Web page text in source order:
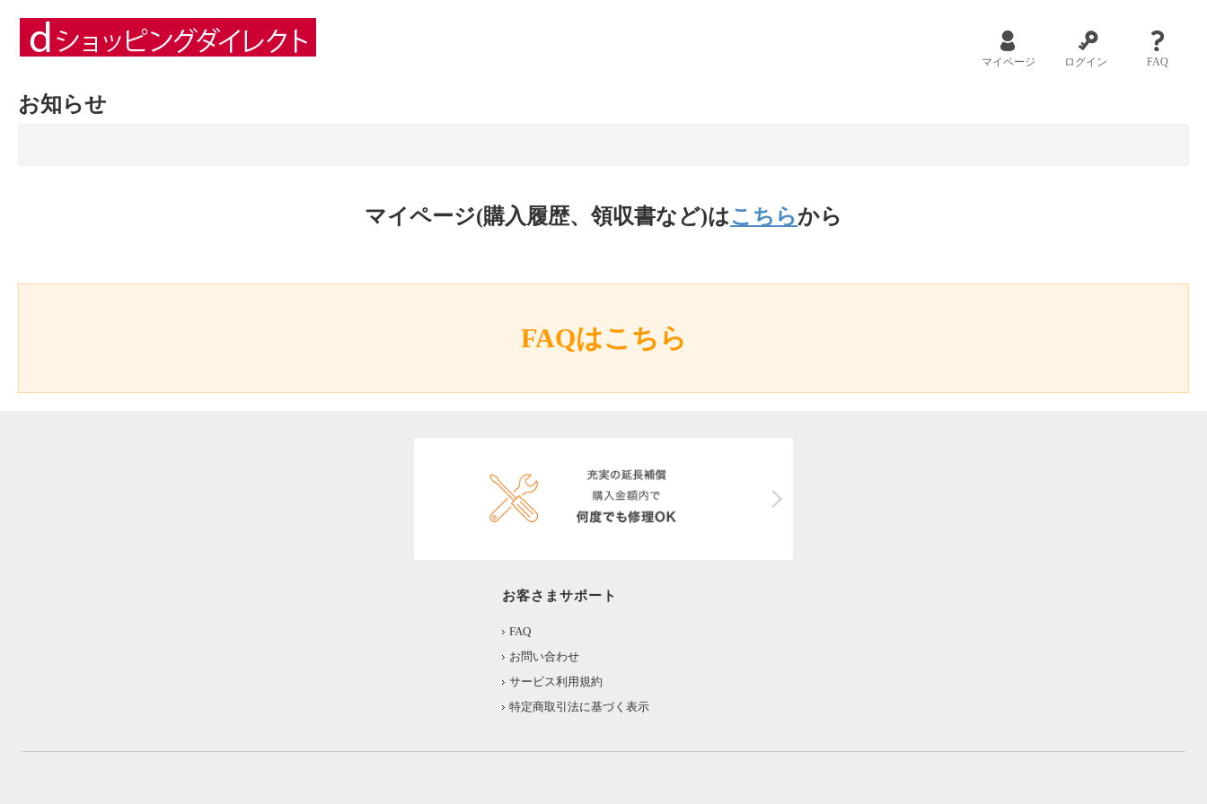
マイページ ログイン FAQ
お知らせ
マイページ(購入履歴、領収書など)はこちらから
FAQはこちら
お客さまサポート
FAQ
お問い合わせ
サービス利用規約
特定商取引法に基づく表示